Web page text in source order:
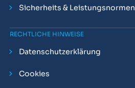
Sicherheits & Leistungsnormen
RECHTLICHE HINWEISE
Datenschutzerklärung
Cookies